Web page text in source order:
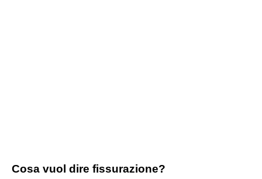
Cosa vuol dire fissurazione?